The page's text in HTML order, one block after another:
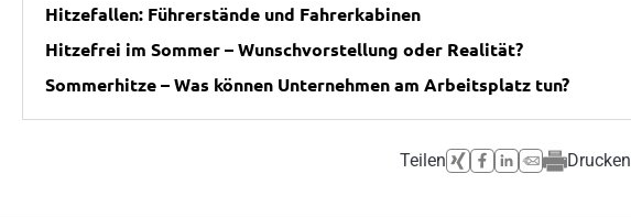
Hitzefallen: Führerstände und Fahrerkabinen
Hitzefrei im Sommer – Wunschvorstellung oder Realität?
Sommerhitze – Was können Unternehmen am Arbeitsplatz tun?
Teilen Drucken